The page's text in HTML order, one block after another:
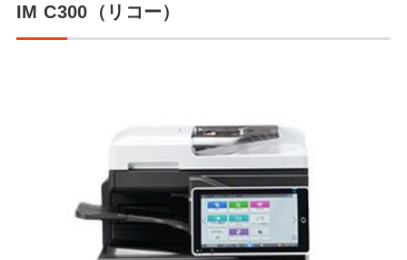
IM C300（リコー）